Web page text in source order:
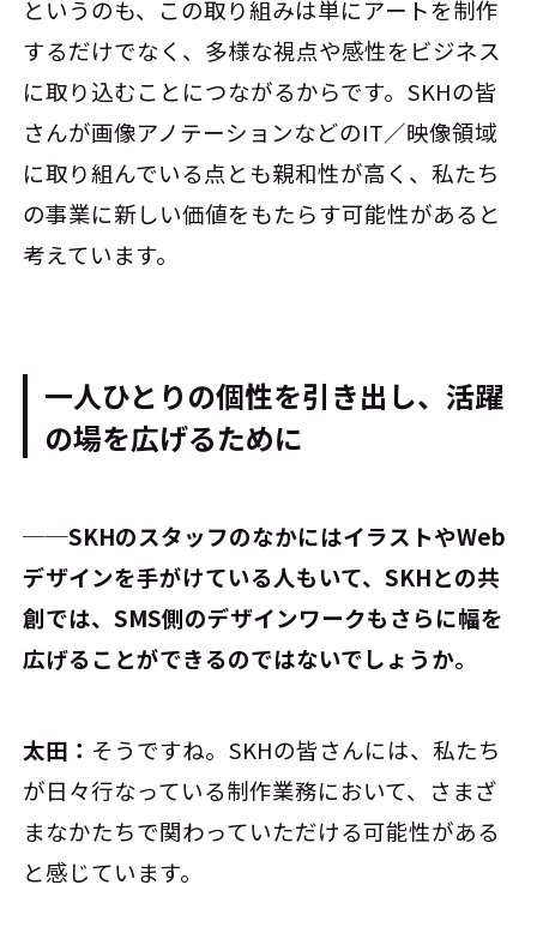
というのも、この取り組みは単にアートを制作
するだけでなく、多様な視点や感性をビジネス
に取り込むことにつながるからです。SKHの皆
さんが画像アノテーションなどのIT／映像領域
に取り組んでいる点とも親和性が高く、私たち
の事業に新しい価値をもたらす可能性があると
考えています。
一人ひとりの個性を引き出し、活躍
の場を広げるために
──SKHのスタッフのなかにはイラストやWeb
デザインを手がけている人もいて、SKHとの共
創では、SMS側のデザインワークもさらに幅を
広げることができるのではないでしょうか。
太田： そうですね。SKHの皆さんには、私たち
が日々行なっている制作業務において、さまざ
まなかたちで関わっていただける可能性がある
と感じています。